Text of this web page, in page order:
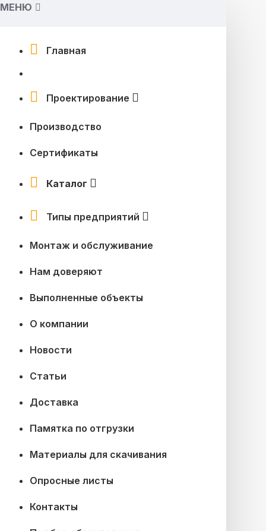
МЕНЮ
Главная
Проектирование
Производство
Сертификаты
Каталог
Типы предприятий
Монтаж и обслуживание
Нам доверяют
Выполненные объекты
О компании
Новости
Статьи
Доставка
Памятка по отгрузки
Материалы для скачивания
Опросные листы
Контакты